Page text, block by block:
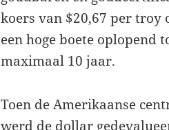
koers van $20,67 per troy
een hoge boete oplopend
maximaal 10 jaar.
Toen de Amerikaanse
werd de dollar